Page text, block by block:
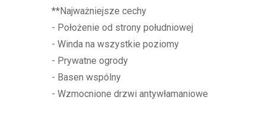
**Najważniejsze cechy
- Położenie od strony południowej
- Winda na wszystkie poziomy
- Prywatne ogrody
- Basen wspólny
- Wzmocnione drzwi antywłamaniowe